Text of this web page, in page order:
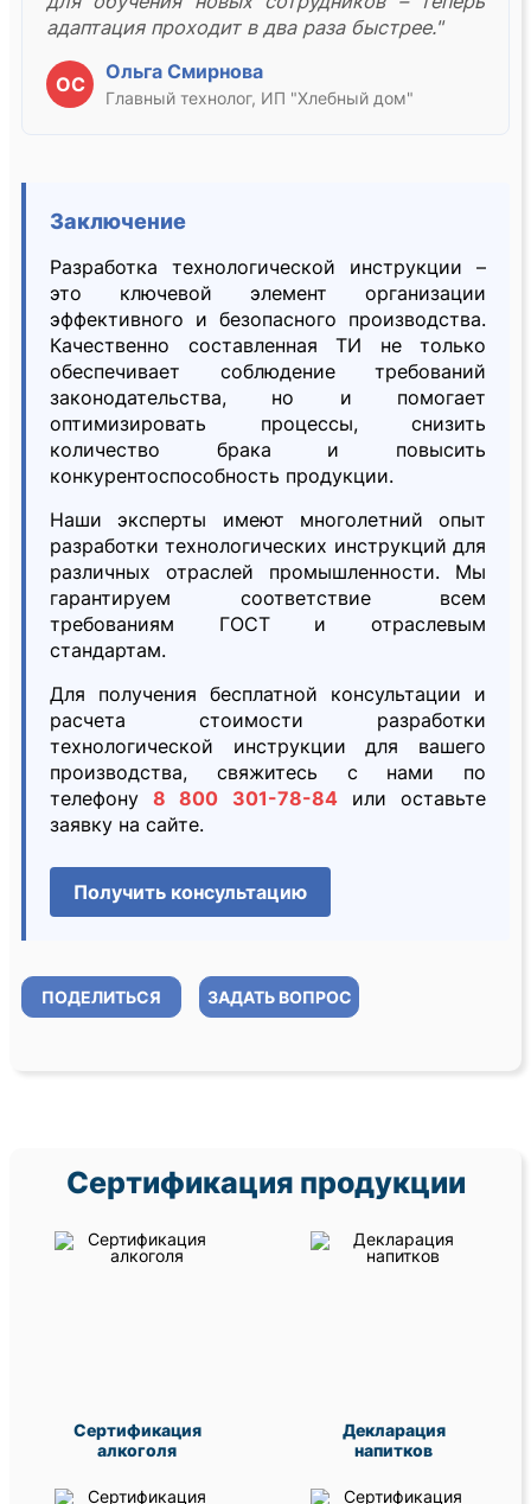
адаптация проходит в два раза быстрее."
ОС
Ольга Смирнова
Главный технолог, ИП "Хлебный дом"
Заключение
Разработка технологической инструкции –
это ключевой элемент организации
эффективного и безопасного производства.
Качественно составленная ТИ не только
обеспечивает соблюдение требований
законодательства, но и помогает
оптимизировать процессы, снизить
количество брака и повысить
конкурентоспособность продукции.
Наши эксперты имеют многолетний опыт
разработки технологических инструкций для
различных отраслей промышленности. Мы
гарантируем соответствие всем
требованиям ГОСТ и отраслевым
стандартам.
Для получения бесплатной консультации и
расчета стоимости разработки
технологической инструкции для вашего
производства, свяжитесь с нами по
телефону8 800 301-78-84или оставьте
заявку на сайте.
Получить консультацию
ПОДЕЛИТЬСЯ ЗАДАТЬ ВОПРОС
Сертификация продукции
Сертификация
алкоголя
Декларация
напитков